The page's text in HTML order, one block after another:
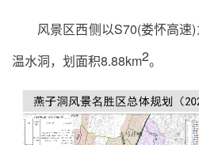
风景区西侧以S70(娄怀高速
温水洞，划面积8.88km2。